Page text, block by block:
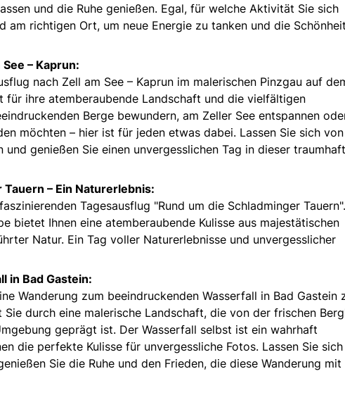
und die Ruhe genießen. Egal, für welche Aktivität Sie sich
am richtigen Ort, um neue Energie zu tanken und die
– Kaprun:
nach Zell am See – Kaprun im malerischen Pinzgau auf
für ihre atemberaubende Landschaft und die vielfältigen
Berge bewundern, am Zeller See entspannen
möchten – hier ist für jeden etwas dabei. Lassen Sie sich
genießen Sie einen unvergesslichen Tag in dieser
– Ein Naturerlebnis:
Tagesausflug "Rund um die Schladminger Tauern".
bietet Ihnen eine atemberaubende Kulisse aus majestätischen
Natur. Ein Tag voller Naturerlebnisse und unvergesslicher
in Bad Gastein:
Wanderung zum beeindruckenden Wasserfall in Bad Gastein
durch eine malerische Landschaft, die von der frischen
geprägt ist. Der Wasserfall selbst ist ein wahrhaft
die perfekte Kulisse für unvergessliche Fotos. Lassen Sie
Sie die Ruhe und den Frieden, die diese Wanderung mit